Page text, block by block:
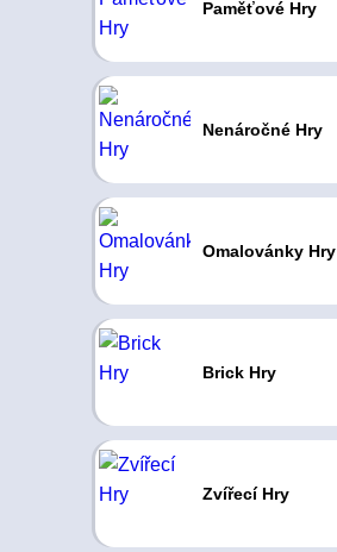
Paměťové Hry
Nenáročné Hry
Omalovánky Hry
Brick Hry
Zvířecí Hry